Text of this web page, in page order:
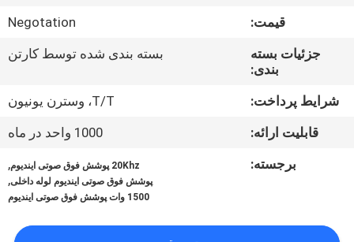
کنترل
قیمت:
Negotation
جزئیات بسته
بندی:
بسته بندی شده توسط کارتن
شرایط پرداخت:
T/T، وسترن یونیون
قابلیت ارائه:
1000 واحد در ماه
برجسته:
20Khz پوشش فوق صوتی ایندیوم ,
پوشش فوق صوتی ایندیوم لوله داخلی,
1500 وات پوشش فوق صوتی ایندیوم